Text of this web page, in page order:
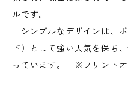
ルです。
シンプルなデザインは、
ド）として強い人気を保ち
っています。 ※フリントオ